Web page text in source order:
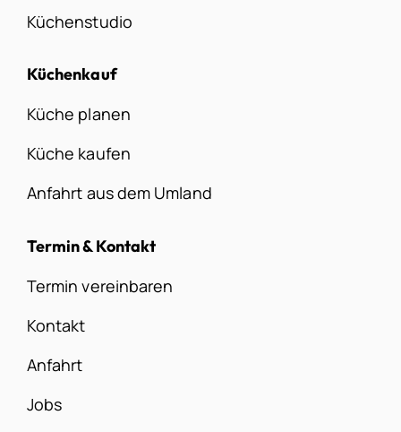
Küchenstudio
Küchenkauf
Küche planen
Küche kaufen
Anfahrt aus dem Umland
Termin & Kontakt
Termin vereinbaren
Kontakt
Anfahrt
Jobs